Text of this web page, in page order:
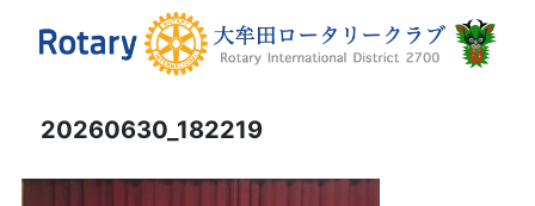
20260630_182219